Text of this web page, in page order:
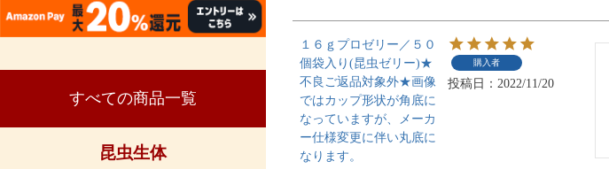
すべての商品一覧
昆虫生体
１６ｇプロゼリー／５０
個袋入り(昆虫ゼリー)★
不良ご返品対象外★画像
ではカップ形状が角底に
なっていますが、メーカ
ー仕様変更に伴い丸底に
なります。
購入者
投稿日 2022/11/20